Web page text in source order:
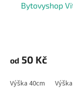
Bytovyshop
od 50 Kč
Výška 40cm